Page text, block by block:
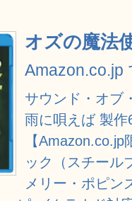
オズの魔法
Amazon.co.jp
サウンド・オブ
雨に唄えば 製
【
ック（スチール
メリー・ポピン